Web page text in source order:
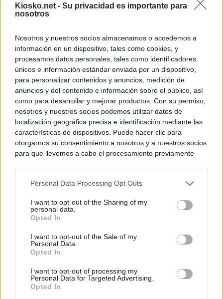
Kiosko.net - Su privacidad es importante para
nosotros
Nosotros y nuestros socios almacenamos o accedemos a
información en un dispositivo, tales como cookies, y
procesamos datos personales, tales como identificadores
únicos e información estándar enviada por un dispositivo,
para personalizar contenidos y anuncios, medición de
anuncios y del contenido e información sobre el público, así
como para desarrollar y mejorar productos. Con su permiso,
nosotros y nuestros socios podemos utilizar datos de
localización geográfica precisa e identificación mediante las
características de dispositivos. Puede hacer clic para
otorgarnos su consentimiento a nosotros y a nuestros socios
para que llevemos a cabo el procesamiento previamente
negar su consentimiento. Tenga en cuenta que algún
de su consentimiento, pero usted tiene el derecho de
rechazar tal procesamiento. Sus preferencias se aplicarán
cualquier momento entrando de nuevo en este sitio web o
visitando nuestra política de privacidad.
Personal Data Processing Opt Outs
I want to opt-out of the Sharing of my
personal data.
Opted In
I want to opt-out of the Sale of my
Personal Data.
Opted In
I want to opt-out of processing my
Personal Data for Targeted Advertising.
Opted In